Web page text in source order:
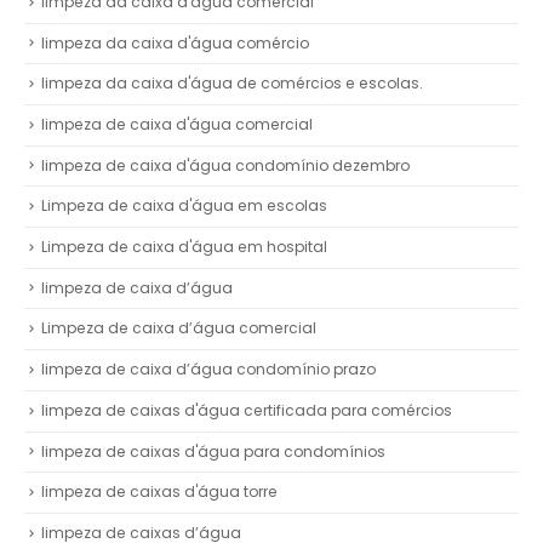
limpeza da caixa d'água comércio
limpeza da caixa d'água de comércios e escolas.
limpeza de caixa d'água comercial
limpeza de caixa d'água condomínio dezembro
Limpeza de caixa d'água em escolas
Limpeza de caixa d'água em hospital
limpeza de caixa d’água
Limpeza de caixa d’água comercial
limpeza de caixa d’água condomínio prazo
limpeza de caixas d'água certificada para comércios
limpeza de caixas d'água para condomínios
limpeza de caixas d'água torre
limpeza de caixas d’água